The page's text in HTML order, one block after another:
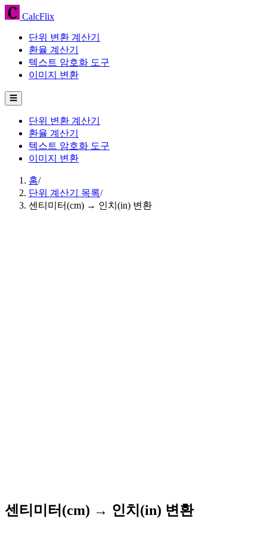
CalcFlix
단위 변환 계산기
환율 계산기
텍스트 암호화 도구
이미지 변환
☰
단위 변환 계산기
환율 계산기
텍스트 암호화 도구
이미지 변환
홈/
단위 계산기 목록/
센티미터(cm) → 인치(in) 변환
센티미터(cm) → 인치(in) 변환